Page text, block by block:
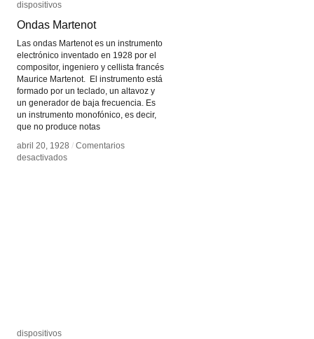
dispositivos
Ondas Martenot
Las ondas Martenot es un instrumento
electrónico inventado en 1928 por el
compositor, ingeniero y cellista francés
Maurice Martenot. El instrumento está
formado por un teclado, un altavoz y
un generador de baja frecuencia. Es
un instrumento monofónico, es decir,
que no produce notas
abril 20, 1928 / Comentarios
desactivadosen
dispositivos
Ondas Martenot
abril 20, 1928 / Comentarios
desactivadosen
dispositivos
dispositivos